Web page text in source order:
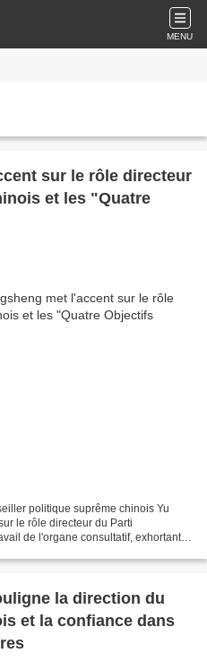
MENU
sur le rôle directeur
politique suprême chinois Yu
le rôle directeur du Parti
de l'organe consultatif, exhortant
la direction du
et la confiance dans